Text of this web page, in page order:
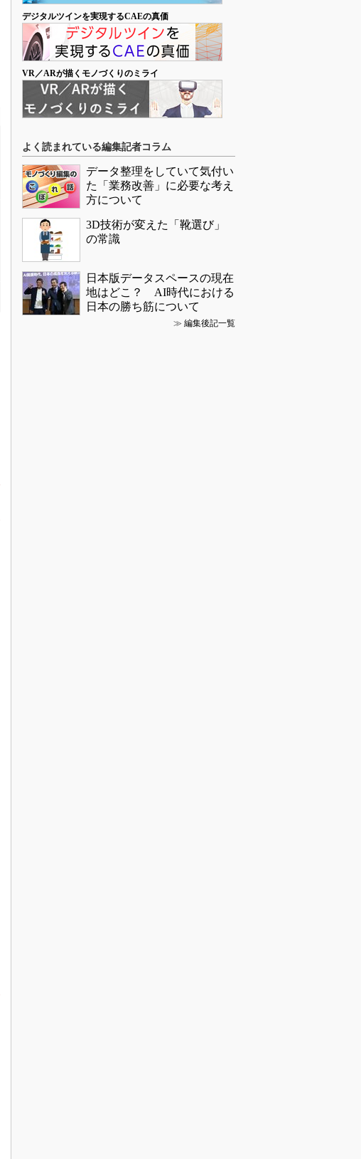
デジタルツインを実現するCAEの真価
VR／ARが描くモノづくりのミライ
よく読まれている編集記者コラム
データ整理をしていて気付い
た「業務改善」に必要な考え
方について
3D技術が変えた「靴選び」
の常識
日本版データスペースの現在
地はどこ？ AI時代における
日本の勝ち筋について
≫ 編集後記一覧